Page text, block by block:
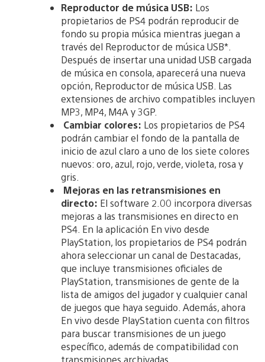
Reproductor de música USB: Los
propietarios de PS4 podrán reproducir de
fondo su propia música mientras juegan a
través del Reproductor de música USB*.
Después de insertar una unidad USB cargada
de música en consola, aparecerá una nueva
opción, Reproductor de música USB. Las
extensiones de archivo compatibles incluyen
MP3, MP4, M4A y 3GP.
Cambiar colores: Los propietarios de PS4
podrán cambiar el fondo de la pantalla de
inicio de azul claro a uno de los siete colores
nuevos: oro, azul, rojo, verde, violeta, rosa y
gris.
Mejoras en las retransmisiones en
directo: El software 2.00 incorpora diversas
mejoras a las transmisiones en directo en
PS4. En la aplicación En vivo desde
PlayStation, los propietarios de PS4 podrán
ahora seleccionar un canal de Destacadas,
que incluye transmisiones oficiales de
PlayStation, transmisiones de gente de la
lista de amigos del jugador y cualquier canal
de juegos que haya seguido. Además, ahora
En vivo desde PlayStation cuenta con filtros
para buscar transmisiones de un juego
específico, además de compatibilidad con
transmisiones archivadas.